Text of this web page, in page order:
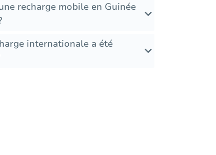
recharge mobile en Guinée
internationale a été